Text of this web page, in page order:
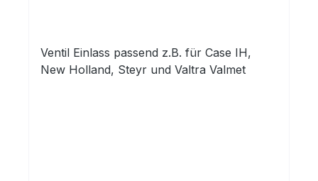
Ventil Einlass passend z.B. für Case IH,
New Holland, Steyr und Valtra Valmet